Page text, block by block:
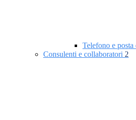
Telefono e posta
Consulenti e collaboratori 2